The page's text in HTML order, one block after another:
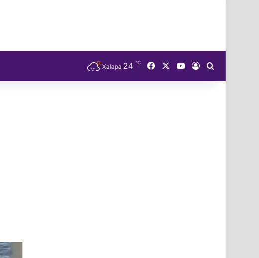
Xalapa 24 ℃ FacebookYouTube
Acceso